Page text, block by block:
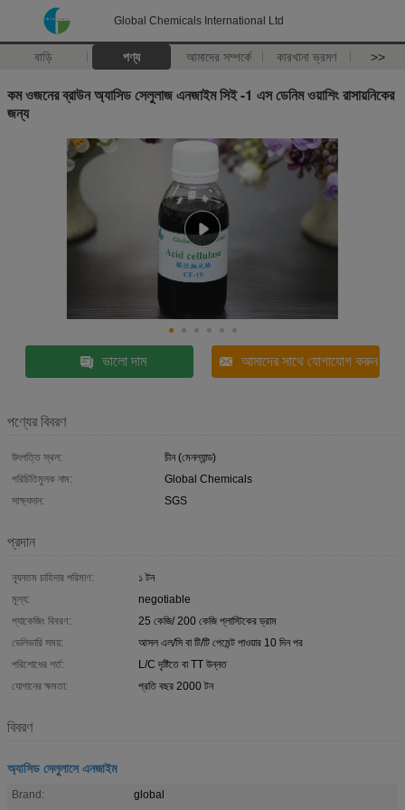
Global Chemicals International Ltd
বাড়ি পণ্য আমাদের সম্পর্কে কারখানা ভ্রমণ >>
কম ওজনের ব্রাউন অ্যাসিড সেলুলাজ এনজাইম সিই -1 এস ডেনিম ওয়াশিং রাসায়নিকের
জন্য
ভালো দাম আমাদের সাথে যোগাযোগ করুন
পণ্যের বিবরণ
উৎপত্তি স্থল:
চীন (মেনল্যান্ড)
পরিচিতিমুলক নাম:
Global Chemicals
সাক্ষ্যদান:
SGS
প্রদান
ন্যূনতম চাহিদার পরিমাণ:
১ টন
মূল্য:
negotiable
প্যাকেজিং বিবরণ:
25 কেজি/ 200 কেজি প্লাস্টিকের ড্রাম
ডেলিভারি সময়:
আসল এল/সি বা টি/টি পেমেন্ট পাওয়ার 10 দিন পর
পরিশোধের শর্ত:
L/C দৃষ্টিতে বা TT উন্নত
যোগানের ক্ষমতা:
প্রতি বছর 2000 টন
বিবরণ
অ্যাসিড সেলুলাসে এনজাইম
Brand:
global